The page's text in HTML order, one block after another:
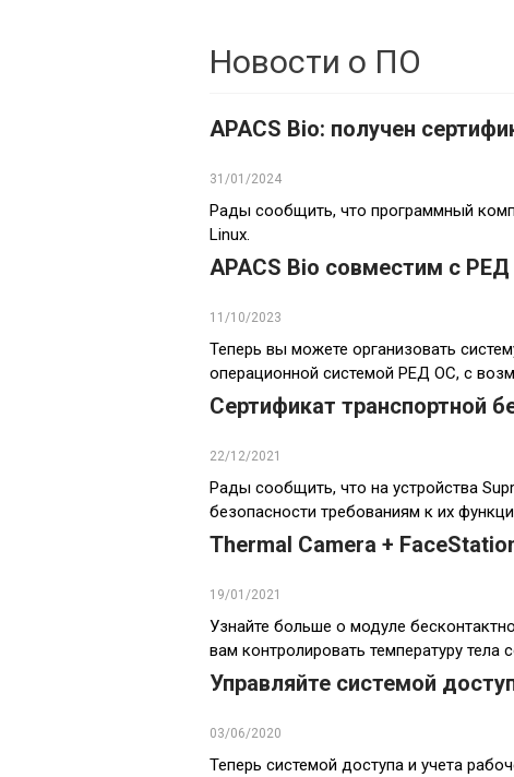
Новости о ПО
APACS Bio: получен
31/01/2024
Рады сообщить, что программный
Linux.
APACS Bio совместим c
11/10/2023
Теперь вы можете организовать
операционной системой РЕД ОС, с
Сертификат транспортной
22/12/2021
Рады сообщить, что на устройства
безопасности требованиям к их
Thermal Camera +
19/01/2021
Узнайте больше о модуле
вам контролировать температуру
Управляйте системой
03/06/2020
Теперь системой доступа и учета